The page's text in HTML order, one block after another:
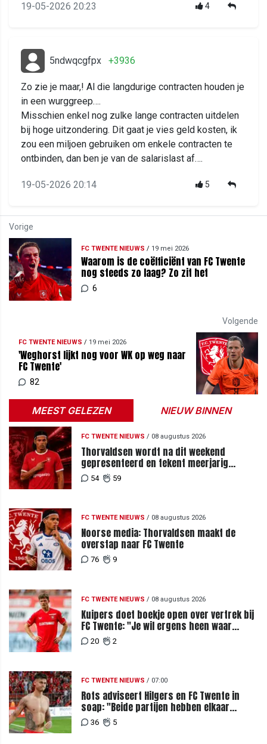
19-05-2026 20:23 4
5ndwqcgfpx +3936
Zo zie je maar,! Al die langdurige contracten houden je
in een wurggreep….
Misschien enkel nog zulke lange contracten uitdelen
bij hoge uitzondering. Dit gaat je vies geld kosten, ik
zou een miljoen gebruiken om enkele contracten te
ontbinden, dan ben je van de salarislast af….
19-05-2026 20:14 5
Vorige
FC TWENTE NIEUWS / 19 mei 2026
Waarom is de coëfficiënt van FC Twente
nog steeds zo laag? Zo zit het
6
Volgende
FC TWENTE NIEUWS / 19 mei 2026
'Weghorst lijkt nog voor WK op weg naar
FC Twente'
82
MEEST GELEZEN NIEUW BINNEN
FC TWENTE NIEUWS / 08 augustus 2026
Thorvaldsen wordt na dit weekend
gepresenteerd en tekent meerjarig
contract bij FC Twente
54 59
FC TWENTE NIEUWS / 08 augustus 2026
Noorse media: Thorvaldsen maakt de
overstap naar FC Twente
76 9
FC TWENTE NIEUWS / 08 augustus 2026
Kuipers doet boekje open over vertrek bij
FC Twente: "Je wil ergens heen waar
mensen je waarderen"
20 2
FC TWENTE NIEUWS / 07:00
Rots adviseert Hilgers en FC Twente in
soap: "Beide partijen hebben elkaar
teleurgesteld"
36 5